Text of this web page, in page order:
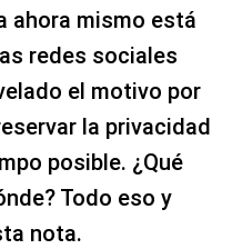
ahora mismo está
redes sociales
el motivo por
la privacidad
posible. ¿Qué
Todo eso y
nota.